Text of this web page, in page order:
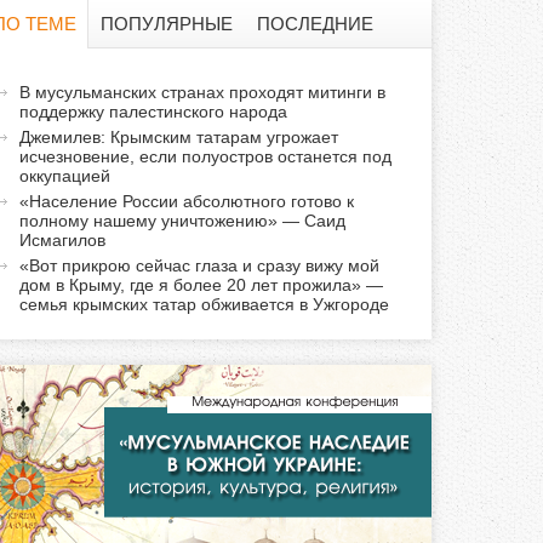
и
с
к
а
ТЕМЕ ПОПУЛЯРНЫЕ ПОСЛЕДНИЕ
В мусульманских странах проходят митинги в
поддержку палестинского народа
Джемилев: Крымским татарам угрожает
исчезновение, если полуостров останется под
оккупацией
«Население России абсолютного готово к
полному нашему уничтожению» — Саид
Исмагилов
«Вот прикрою сейчас глаза и сразу вижу мой
дом в Крыму, где я более 20 лет прожила» —
семья крымских татар обживается в Ужгороде